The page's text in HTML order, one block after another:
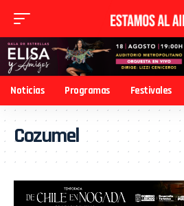
Noticias Programas Festivales
Cozumel